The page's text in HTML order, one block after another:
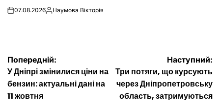
on07.08.2026Опубліковано
Наумова Вікторія
Навігація
записів
Попередній:
У Дніпрі змінилися ціни на
бензин: актуальні дані на
11 жовтня
Наступний:
Три потяги, що курсують
через Дніпропетровську
область, затримуються